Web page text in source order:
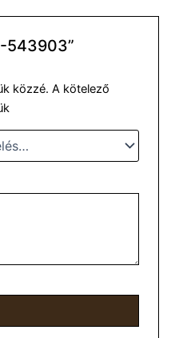
543903”
közzé. A kötelező